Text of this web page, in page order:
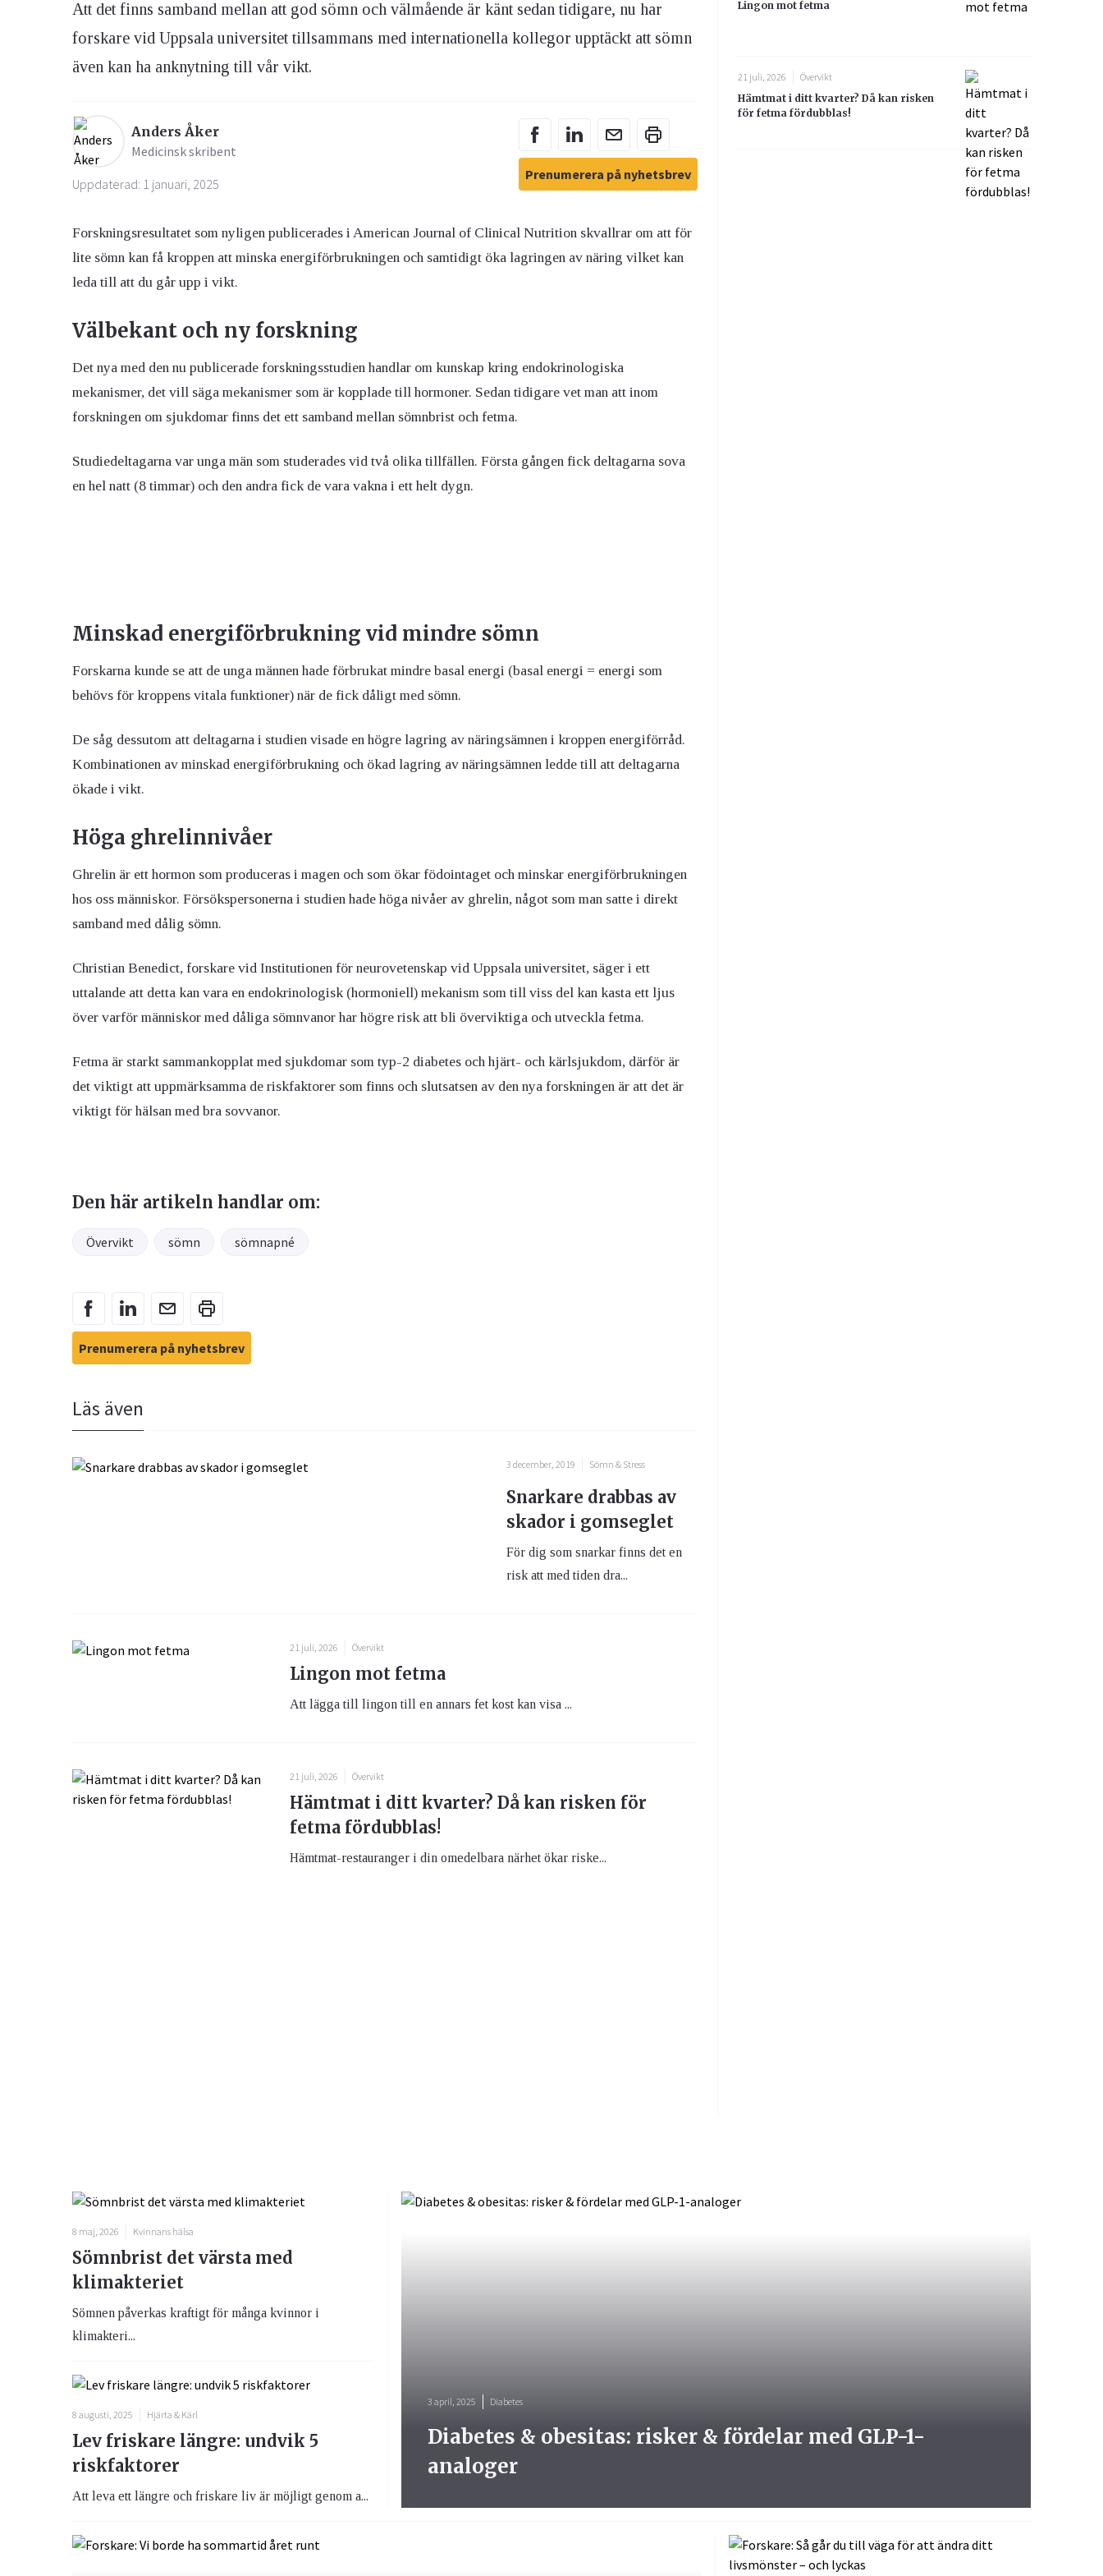
Ögon & Öron
Övervikt
Att det finns samband mellan att god sömn och välmående är känt sedan tidigare, nu har
forskare vid Uppsala universitet tillsammans med internationella kollegor upptäckt att sömn
även kan ha anknytning till vår vikt.
Anders Åker
Medicinsk skribent
Uppdaterad: 1 januari, 2025
Prenumerera på nyhetsbrev
Forskningsresultatet som nyligen publicerades i American Journal of Clinical Nutrition skvallrar om att för
lite sömn kan få kroppen att minska energiförbrukningen och samtidigt öka lagringen av näring vilket kan
leda till att du går upp i vikt.
Välbekant och ny forskning
Det nya med den nu publicerade forskningsstudien handlar om kunskap kring endokrinologiska
mekanismer, det vill säga mekanismer som är kopplade till hormoner. Sedan tidigare vet man att inom
forskningen om sjukdomar finns det ett samband mellan sömnbrist och fetma.
Studiedeltagarna var unga män som studerades vid två olika tillfällen. Första gången fick deltagarna sova
en hel natt (8 timmar) och den andra fick de vara vakna i ett helt dygn.
Minskad energiförbrukning vid mindre sömn
Forskarna kunde se att de unga männen hade förbrukat mindre basal energi (basal energi = energi som
behövs för kroppens vitala funktioner) när de fick dåligt med sömn.
De såg dessutom att deltagarna i studien visade en högre lagring av näringsämnen i kroppen energiförråd.
Kombinationen av minskad energiförbrukning och ökad lagring av näringsämnen ledde till att deltagarna
ökade i vikt.
Höga ghrelinnivåer
Ghrelin är ett hormon som produceras i magen och som ökar födointaget och minskar energiförbrukningen
hos oss människor. Försökspersonerna i studien hade höga nivåer av ghrelin, något som man satte i direkt
samband med dålig sömn.
Christian Benedict, forskare vid Institutionen för neurovetenskap vid Uppsala universitet, säger i ett
uttalande att detta kan vara en endokrinologisk (hormoniell) mekanism som till viss del kan kasta ett ljus
över varför människor med dåliga sömnvanor har högre risk att bli överviktiga och utveckla fetma.
Fetma är starkt sammankopplat med sjukdomar som typ-2 diabetes och hjärt- och kärlsjukdom, därför är
det viktigt att uppmärksamma de riskfaktorer som finns och slutsatsen av den nya forskningen är att det är
viktigt för hälsan med bra sovvanor.
Den här artikeln handlar om:
Övervikt sömn sömnapné
Prenumerera på nyhetsbrev
Läs även
3 december, 2019 Sömn & Stress
Snarkare drabbas av
skador i gomseglet
För dig som snarkar finns det en
risk att med tiden dra...
21 juli, 2026 Övervikt
Lingon mot fetma
Att lägga till lingon till en annars fet kost kan visa ...
21 juli, 2026 Övervikt
Hämtmat i ditt kvarter? Då kan risken för
fetma fördubblas!
Hämtmat-restauranger i din omedelbara närhet ökar riske...
Lingon mot fetma
21 juli, 2026
Övervikt
Hämtmat i ditt kvarter? Då kan risken
för fetma fördubblas!
8 maj, 2026 Kvinnans hälsa
Sömnbrist det värsta med
klimakteriet
Sömnen påverkas kraftigt för många kvinnor i
klimakteri...
8 augusti, 2025 Hjärta & Kärl
Lev friskare längre: undvik 5
riskfaktorer
Att leva ett längre och friskare liv är möjligt genom a...
3 april, 2025 Diabetes
Diabetes & obesitas: risker & fördelar med GLP-1-
analoger